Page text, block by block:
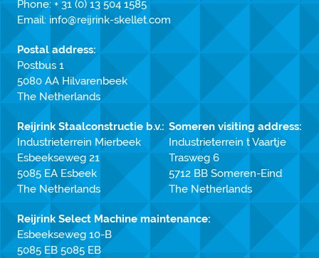
Phone:+ 31 (0) 13 504 1585
Email: info@reijrink-skellet.com
Postal address:
Postbus 1
5080 AA Hilvarenbeek
The Netherlands
Reijrink Staalconstructie b.v.:
Industrieterrein Mierbeek
Esbeekseweg 21
5085 EA Esbeek
The Netherlands
Someren visiting address:
Industrieterrein t Vaartje
Trasweg 6
5712 BB Someren-Eind
The Netherlands
Reijrink Select Machine maintenance:
Esbeekseweg 10-B
5085 EB 5085 EB